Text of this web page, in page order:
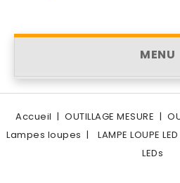
MENU
Accueil OUTILLAGE MESURE
Lampes loupes
LAMPE LOUPE
LEDs